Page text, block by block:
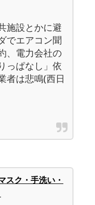
施設とかに避
でエアコン聞
、電力会社の
っぱなし」依
者は悲鳴(西日
スク・手洗い・